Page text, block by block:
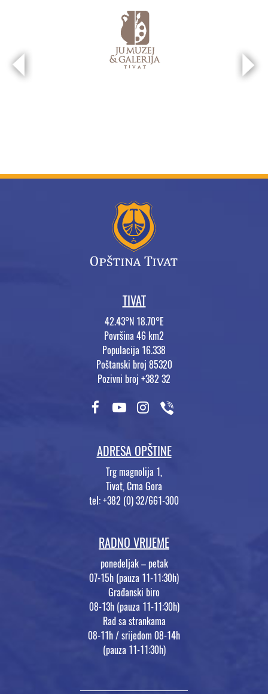
TIVAT
42.43°N 18.70°E
Površina 46 km2
Populacija 16.338
Poštanski broj 85320
Pozivni broj +382 32
ADRESA OPŠTINE
Trg magnolija 1,
Tivat, Crna Gora
tel: +382 (0) 32/661-300
RADNO VRIJEME
ponedeljak – petak
07-15h (pauza 11-11:30h)
Građanski biro
08-13h (pauza 11-11:30h)
Rad sa strankama
08-11h / srijedom 08-14h
(pauza 11-11:30h)